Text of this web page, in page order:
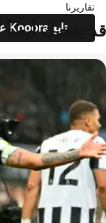
تقاريرنا
تابع Kooora على جوجل
قد يعجبك أيضاً